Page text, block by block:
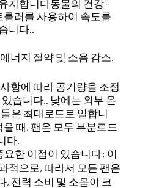
지합니다동물의 건강 -
롤러를 사용하여 속도를
니다..
너지 절약 및 소음 감소.
항에 따라 공기량을 조정
습니다.. 낮에는 외부 온
은 최대로드로 일합니
때, 팬은 모두 부분로드
다.
요한 이점이 있습니다: 이
적으로, 따라서 모든 팬은
, 전력 소비 및 소음이 크